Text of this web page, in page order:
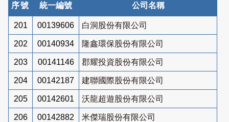
序號 統一編號 公司名稱
201 00139606 白洞股份有限公司
202 00140934 隆鑫環保股份有限公司
203 00141146 郡耀投資股份有限公司
204 00142187 建聯國際股份有限公司
205 00142601 沃龍超遊股份有限公司
206 00142882 米傑瑞股份有限公司